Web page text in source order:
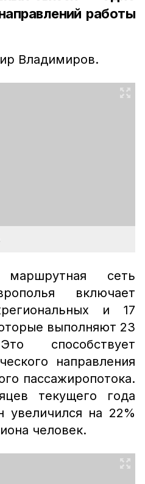
работы
Владимиров.
сеть
включает
и 17
выполняют 23
способствует
направления
пассажиропотока.
текущего года
увеличился на 22%
человек.